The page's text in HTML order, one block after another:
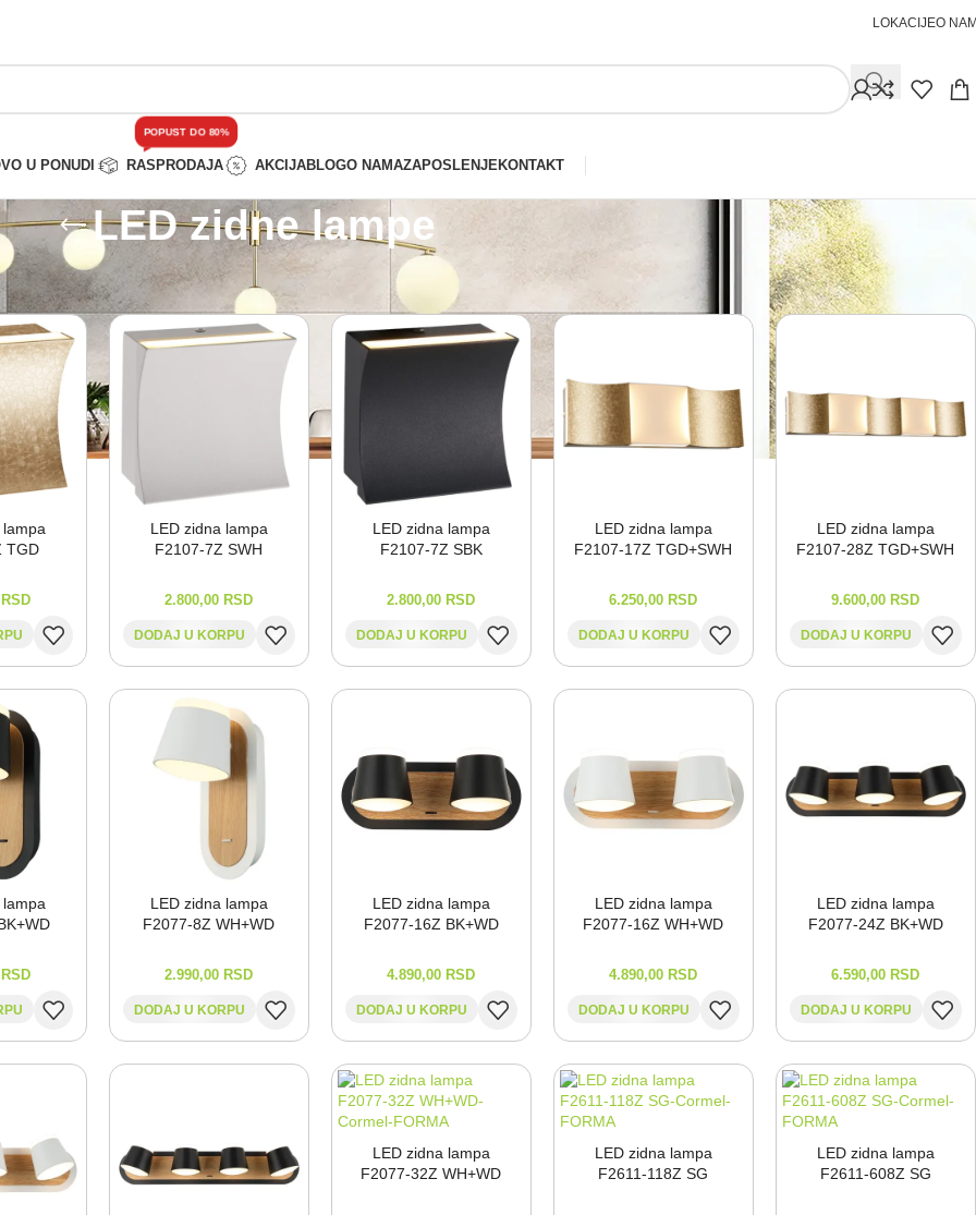
LOKACIJEO
U PONUDI RASPRODAJA
POPUST DO 80%
AKCIJABLOGO NAMAZAPOSLENJEKONTAKT
LED zidne lampe
rasveta LED zidne lampe
TGD
RSD
LED zidna lampa
F2107-⁠7Z SWH
2.800,00 RSD
DODAJ U KORPU
LED zidna lampa
F2107-⁠7Z SBK
2.800,00 RSD
DODAJ U KORPU
LED zidna lampa
F2107-⁠17Z TGD+SWH
6.250,00 RSD
DODAJ U KORPU
LED zidna lampa
F2107-⁠28Z TGD+SWH
9.600,00 RSD
DODAJ U KORPU
RSD
LED zidna lampa
F2077-⁠8Z WH+WD
2.990,00 RSD
DODAJ U KORPU
LED zidna lampa
F2077-⁠16Z BK+WD
4.890,00 RSD
DODAJ U KORPU
LED zidna lampa
F2077-⁠16Z WH+WD
4.890,00 RSD
DODAJ U KORPU
LED zidna lampa
F2077-⁠24Z BK+WD
6.590,00 RSD
DODAJ U KORPU
LED zidna lampa
F2077-⁠32Z WH+WD
LED zidna lampa
F2611-⁠118Z SG
LED zidna lampa
F2611-⁠608Z SG